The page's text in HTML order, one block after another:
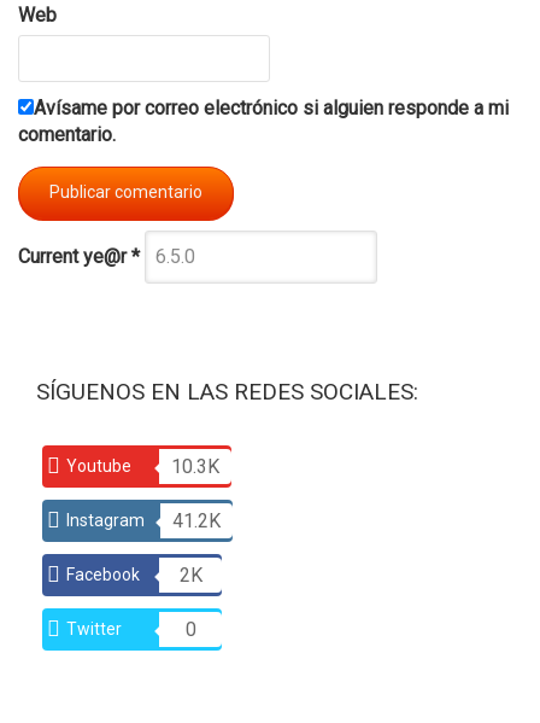
Web
Avísame por correo electrónico si alguien responde a mi
comentario.
Current ye@r*
SÍGUENOS EN LAS REDES SOCIALES:
Youtube 10.3K
Instagram 41.2K
Facebook 2K
Twitter 0